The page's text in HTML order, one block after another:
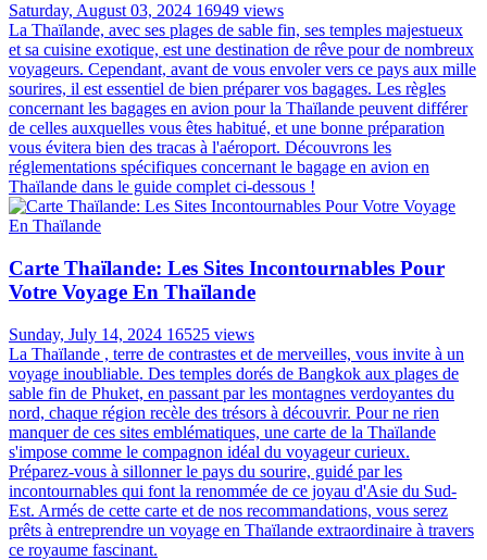
Saturday, August 03, 2024 16949 views
La Thaïlande, avec ses plages de sable fin, ses temples majestueux
et sa cuisine exotique, est une destination de rêve pour de nombreux
voyageurs. Cependant, avant de vous envoler vers ce pays aux mille
sourires, il est essentiel de bien préparer vos bagages. Les règles
concernant les bagages en avion pour la Thaïlande peuvent différer
de celles auxquelles vous êtes habitué, et une bonne préparation
vous évitera bien des tracas à l'aéroport. Découvrons les
réglementations spécifiques concernant le bagage en avion en
Thaïlande dans le guide complet ci-dessous !
Carte Thaïlande: Les Sites Incontournables Pour
Votre Voyage En Thaïlande
Sunday, July 14, 2024 16525 views
La Thaïlande , terre de contrastes et de merveilles, vous invite à un
voyage inoubliable. Des temples dorés de Bangkok aux plages de
sable fin de Phuket, en passant par les montagnes verdoyantes du
nord, chaque région recèle des trésors à découvrir. Pour ne rien
manquer de ces sites emblématiques, une carte de la Thaïlande
s'impose comme le compagnon idéal du voyageur curieux.
Préparez-vous à sillonner le pays du sourire, guidé par les
incontournables qui font la renommée de ce joyau d'Asie du Sud-
Est. Armés de cette carte et de nos recommandations, vous serez
prêts à entreprendre un voyage en Thaïlande extraordinaire à travers
ce royaume fascinant.